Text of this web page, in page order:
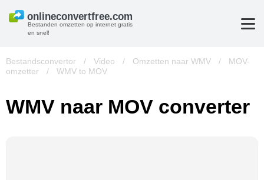
Bestanden omzetten op internet gratis
en snel!
Bestandsconvertor / Video / Omzetten naar WMV /
MOV-
omzetter
/ WMV to MOV
WMV naar MOV converter